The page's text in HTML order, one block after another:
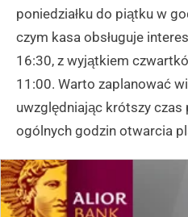
poniedziałku do piątku w
czym kasa obsługuje
16:30, z wyjątkiem
11:00. Warto zaplanować
uwzględniając krótszy
ogólnych godzin otwarcia